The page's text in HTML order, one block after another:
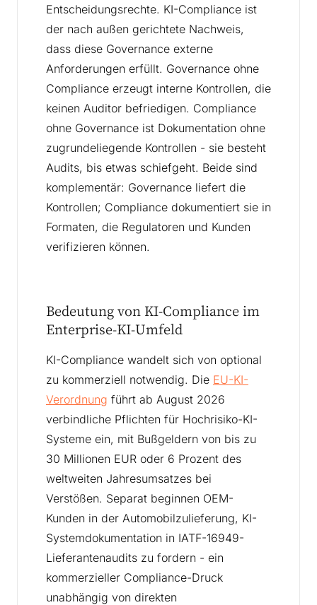
Entscheidungsrechte. KI-Compliance ist
der nach außen gerichtete Nachweis,
dass diese Governance externe
Anforderungen erfüllt. Governance ohne
Compliance erzeugt interne Kontrollen, die
keinen Auditor befriedigen. Compliance
ohne Governance ist Dokumentation ohne
zugrundeliegende Kontrollen - sie besteht
Audits, bis etwas schiefgeht. Beide sind
komplementär: Governance liefert die
Kontrollen; Compliance dokumentiert sie in
Formaten, die Regulatoren und Kunden
verifizieren können.
Bedeutung von KI-Compliance im
Enterprise-KI-Umfeld
KI-Compliance wandelt sich von optional
zu kommerziell notwendig. Die EU-KI-
Verordnung führt ab August 2026
verbindliche Pflichten für Hochrisiko-KI-
Systeme ein, mit Bußgeldern von bis zu
30 Millionen EUR oder 6 Prozent des
weltweiten Jahresumsatzes bei
Verstößen. Separat beginnen OEM-
Kunden in der Automobilzulieferung, KI-
Systemdokumentation in IATF-16949-
Lieferantenaudits zu fordern - ein
kommerzieller Compliance-Druck
unabhängig von direkten